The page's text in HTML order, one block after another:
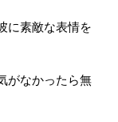
に素敵な表情を
がなかったら無